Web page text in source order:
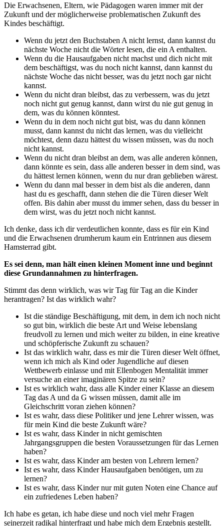
Die Erwachsenen, Eltern, wie Pädagogen waren immer mit der
Zukunft und der möglicherweise problematischen Zukunft des
Kindes beschäftigt.
Wenn du jetzt den Buchstaben A nicht lernst, dann kannst du
nächste Woche nicht die Wörter lesen, die ein A enthalten.
Wenn du die Hausaufgaben nicht machst und dich nicht mit
dem beschäftigst, was du noch nicht kannst, dann kannst du
nächste Woche das nicht besser, was du jetzt noch gar nicht
kannst.
Wenn du nicht dran bleibst, das zu verbessern, was du jetzt
noch nicht gut genug kannst, dann wirst du nie gut genug in
dem, was du können könntest.
Wenn du in dem noch nicht gut bist, was du dann können
musst, dann kannst du nicht das lernen, was du vielleicht
möchtest, denn dazu hättest du wissen müssen, was du noch
nicht kannst.
Wenn du nicht dran bleibst an dem, was alle anderen können,
dann könnte es sein, dass alle anderen besser in dem sind, was
du hättest lernen können, wenn du nur dran geblieben wärest.
Wenn du dann mal besser in dem bist als die anderen, dann
hast du es geschafft, dann stehen die die Türen dieser Welt
offen. Bis dahin aber musst du immer sehen, dass du besser in
dem wirst, was du jetzt noch nicht kannst.
Ich denke, dass ich dir verdeutlichen konnte, dass es für ein Kind
und die Erwachsenen drumherum kaum ein Entrinnen aus diesem
Hamsterrad gibt.
Es sei denn, man hält einen kleinen Moment inne und beginnt
diese Grundannahmen zu hinterfragen.
Stimmt das denn wirklich, was wir Tag für Tag an die Kinder
herantragen? Ist das wirklich wahr?
Ist die ständige Beschäftigung, mit dem, in dem ich noch nicht
so gut bin, wirklich die beste Art und Weise lebenslang
freudvoll zu lernen und mich weiter zu bilden, in eine kreative
und schöpferische Zukunft zu schauen?
Ist das wirklich wahr, dass es mir die Türen dieser Welt öffnet,
wenn ich mich als Kind oder Jugendliche auf diesen
Wettbewerb einlasse und mit Ellenbogen Mentalität immer
versuche an einer imaginären Spitze zu sein?
Ist es wirklich wahr, dass alle Kinder einer Klasse an diesem
Tag das A und da G wissen müssen, damit alle im
Gleichschritt voran ziehen können?
Ist es wahr, dass diese Politiker und jene Lehrer wissen, was
für mein Kind die beste Zukunft wäre?
Ist es wahr, dass Kinder in nicht gemischten
Jahrgangsgruppen die besten Voraussetzungen für das Lernen
haben?
Ist es wahr, dass Kinder am besten von Lehrern lernen?
Ist es wahr, dass Kinder Hausaufgaben benötigen, um zu
lernen?
Ist es wahr, dass Kinder nur mit guten Noten eine Chance auf
ein zufriedenes Leben haben?
Ich habe es getan, ich habe diese und noch viel mehr Fragen
seinerzeit radikal hinterfragt und habe mich dem Ergebnis gestellt.